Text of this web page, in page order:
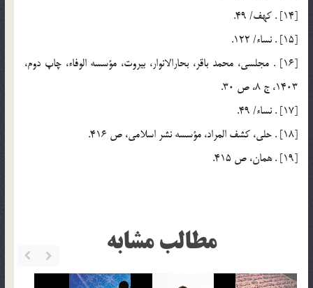
[14] . كهف/ 49.
[15] . نساء/ 122.
[16] . مجلسي، محمد باقر، بحارالانوار، بيروت، مؤسسه الوفاء، چاپ دوم،
1403، ج 8، ص 30.
[17] . نساء/ 49.
[18] . حلي، كشف المراد، مؤسسه نشر اسلامي، ص 416.
[19] . همان، ص 415.
مطالب مشابه